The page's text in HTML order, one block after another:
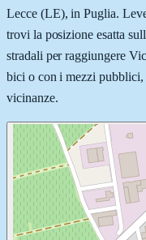
Lecce (LE), in Puglia.
trovi la posizione esatta
stradali per raggiungere
bici o con i mezzi pubblici,
vicinanze.